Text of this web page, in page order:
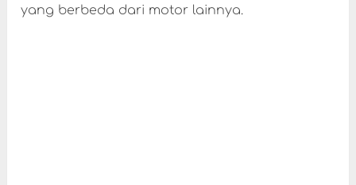
yang berbeda dari motor lainnya.